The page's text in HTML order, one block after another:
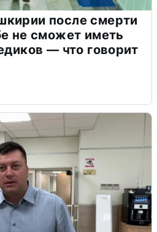
после смерти
не сможет иметь
— что говорит